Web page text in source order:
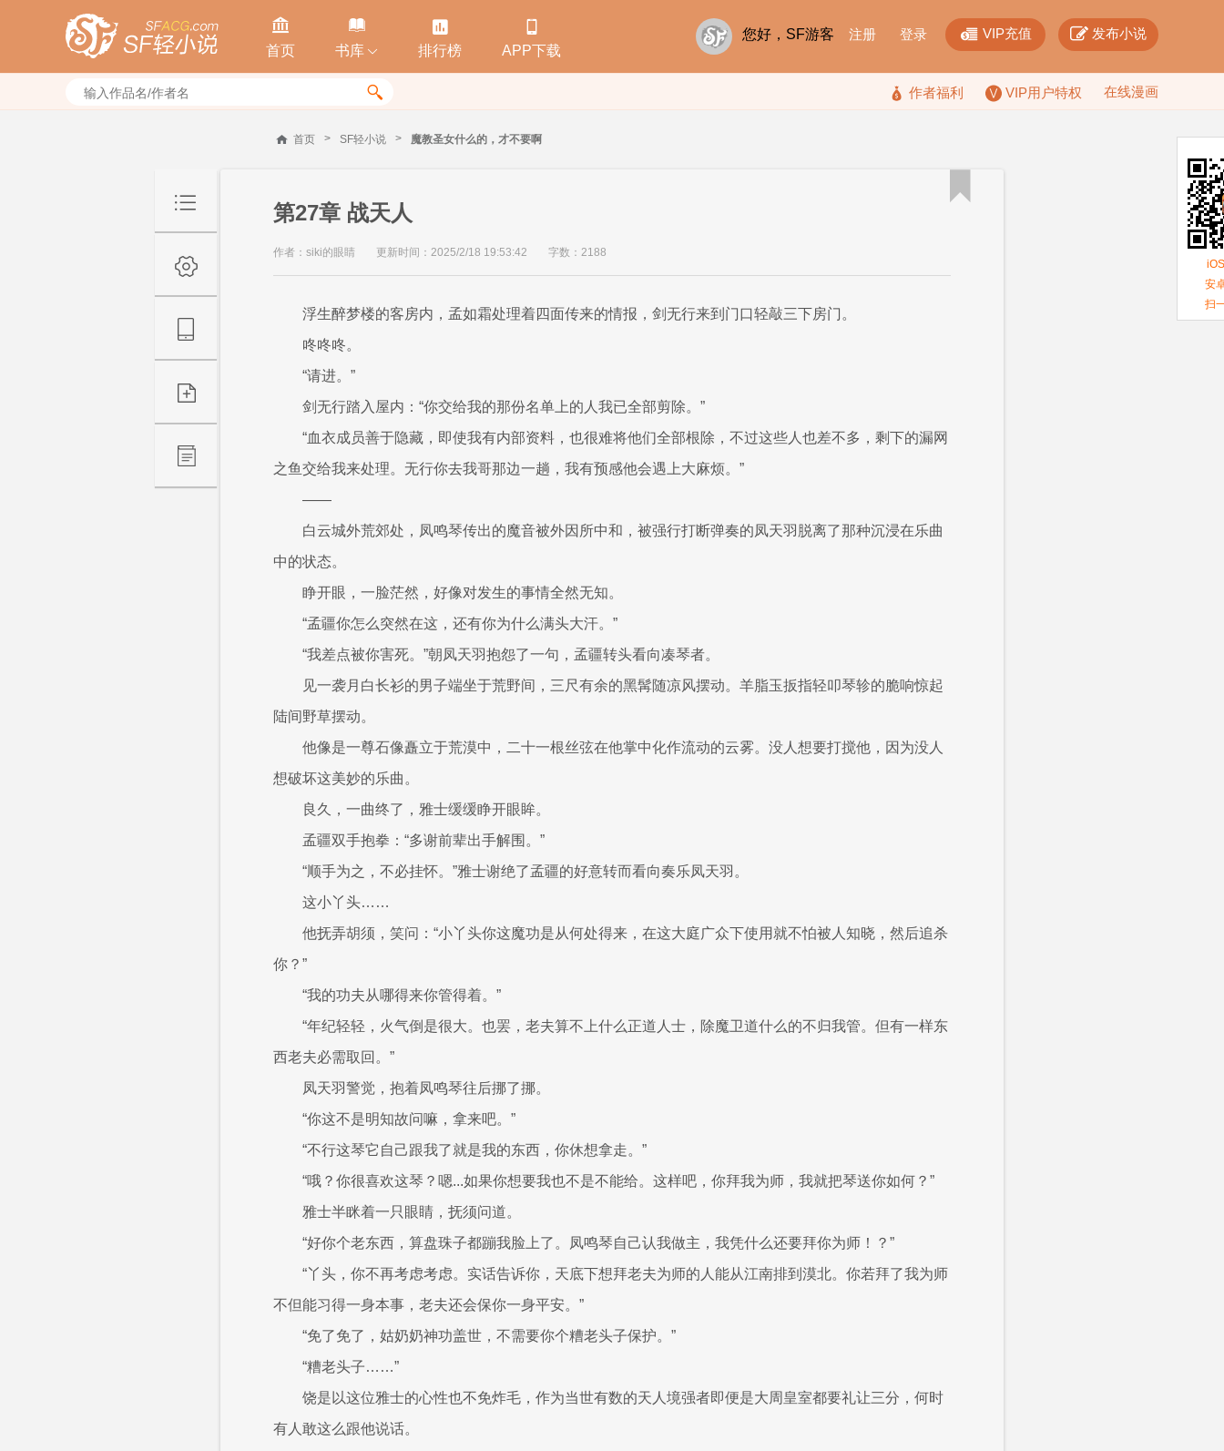

首页

书库 

排行榜

APP下载
您好，SF游客 注册 登录  VIP充值  发布小说
  作者福利 VIP用户特权 在线漫画
首页 > SF轻小说 > 魔教圣女什么的，才不要啊
第27章 战天人
作者：siki的眼睛 更新时间：2025/2/18 19:53:42 字数：2188
浮生醉梦楼的客房内，孟如霜处理着四面传来的情报，剑无行来到门口轻敲三下房门。
咚咚咚。
“请进。”
剑无行踏入屋内：“你交给我的那份名单上的人我已全部剪除。”
“血衣成员善于隐藏，即使我有内部资料，也很难将他们全部根除，不过这些人也差不多，剩下的漏网
之鱼交给我来处理。无行你去我哥那边一趟，我有预感他会遇上大麻烦。”
——
白云城外荒郊处，凤鸣琴传出的魔音被外因所中和，被强行打断弹奏的凤天羽脱离了那种沉浸在乐曲
中的状态。
睁开眼，一脸茫然，好像对发生的事情全然无知。
“孟疆你怎么突然在这，还有你为什么满头大汗。”
“我差点被你害死。”朝凤天羽抱怨了一句，孟疆转头看向凑琴者。
见一袭月白长衫的男子端坐于荒野间，三尺有余的黑髯随凉风摆动。羊脂玉扳指轻叩琴轸的脆响惊起
陆间野草摆动。
他像是一尊石像矗立于荒漠中，二十一根丝弦在他掌中化作流动的云雾。没人想要打搅他，因为没人
想破坏这美妙的乐曲。
良久，一曲终了，雅士缓缓睁开眼眸。
孟疆双手抱拳：“多谢前辈出手解围。”
“顺手为之，不必挂怀。”雅士谢绝了孟疆的好意转而看向奏乐凤天羽。
这小丫头……
他抚弄胡须，笑问：“小丫头你这魔功是从何处得来，在这大庭广众下使用就不怕被人知晓，然后追杀
你？”
“我的功夫从哪得来你管得着。”
“年纪轻轻，火气倒是很大。也罢，老夫算不上什么正道人士，除魔卫道什么的不归我管。但有一样东
西老夫必需取回。”
凤天羽警觉，抱着凤鸣琴往后挪了挪。
“你这不是明知故问嘛，拿来吧。”
“不行这琴它自己跟我了就是我的东西，你休想拿走。”
“哦？你很喜欢这琴？嗯...如果你想要我也不是不能给。这样吧，你拜我为师，我就把琴送你如何？”
雅士半眯着一只眼睛，抚须问道。
“好你个老东西，算盘珠子都蹦我脸上了。凤鸣琴自己认我做主，我凭什么还要拜你为师！？”
“丫头，你不再考虑考虑。实话告诉你，天底下想拜老夫为师的人能从江南排到漠北。你若拜了我为师
不但能习得一身本事，老夫还会保你一身平安。”
“免了免了，姑奶奶神功盖世，不需要你个糟老头子保护。”
“糟老头子……”
饶是以这位雅士的心性也不免炸毛，作为当世有数的天人境强者即便是大周皇室都要礼让三分，何时
有人敢这么跟他说话。

安
扫